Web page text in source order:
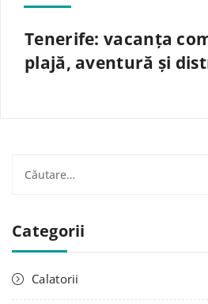
Tenerife: vacanța
plajă, aventură și
t
ă
d
Categorii
Calatorii